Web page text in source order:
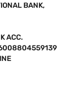
BANK,
ACC.